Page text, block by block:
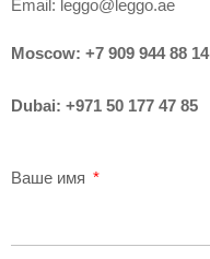
Email: leggo@leggo.ae
Moscow: +7 909 944 88 14
Dubai: +971 50 177 47 85
Ваше имя